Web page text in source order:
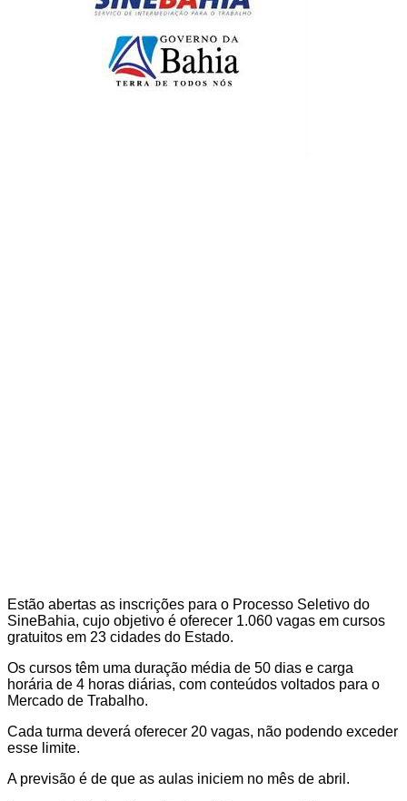
Estão abertas as inscrições para o Processo Seletivo do
SineBahia, cujo objetivo é oferecer 1.060 vagas em cursos
gratuitos em 23 cidades do Estado.
Os cursos têm uma duração média de 50 dias e carga
horária de 4 horas diárias, com conteúdos voltados para o
Mercado de Trabalho.
Cada turma deverá oferecer 20 vagas, não podendo exceder
esse limite.
A previsão é de que as aulas iniciem no mês de abril.